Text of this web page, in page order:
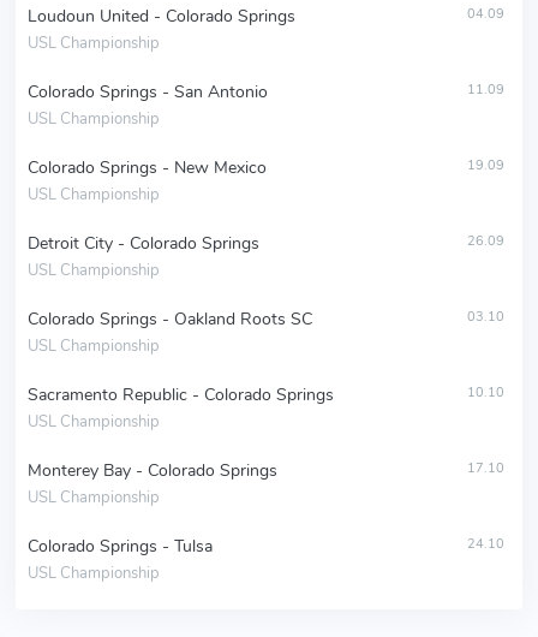
Loudoun United - Colorado Springs
USL Championship
04.09
Colorado Springs - San Antonio
USL Championship
11.09
Colorado Springs - New Mexico
USL Championship
19.09
Detroit City - Colorado Springs
USL Championship
26.09
Colorado Springs - Oakland Roots SC
USL Championship
03.10
Sacramento Republic - Colorado Springs
USL Championship
10.10
Monterey Bay - Colorado Springs
USL Championship
17.10
Colorado Springs - Tulsa
USL Championship
24.10